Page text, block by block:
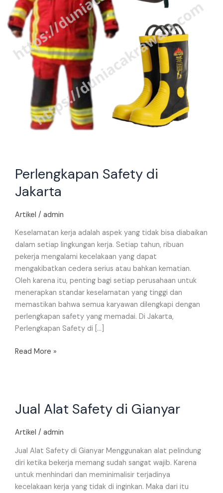
Perlengkapan Safety di
Jakarta
Artikel / admin
Keselamatan kerja adalah aspek yang tidak bisa diabaikan
dalam setiap lingkungan kerja. Setiap tahun, ribuan
pekerja mengalami kecelakaan yang dapat
mengakibatkan cedera serius atau bahkan kematian.
Oleh karena itu, penting bagi setiap perusahaan untuk
menerapkan standar keselamatan yang tinggi dan
memastikan bahwa semua karyawan dilengkapi dengan
perlengkapan safety yang memadai. Di Jakarta,
Perlengkapan Safety di […]
Read More »
Jual Alat Safety di Gianyar
Artikel / admin
Jual Alat Safety di Gianyar Menggunakan alat pelindung
diri ketika bekerja memang sudah sangat wajib. Karena
untuk menhindari dan meminimalisir terjadinya
kecelakaan kerja yang tidak di inginkan. Maka dari itu
Alat
di